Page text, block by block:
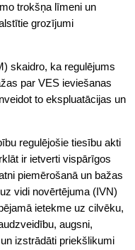
trokšņa līmeni un
grozījumi
skaidro, ka regulējums
par VES ieviešanas
to ekspluatācijas un
regulējošie tiesību akti
ir ietverti vispārīgos
piemērošanā un bažas
vidi novērtējuma (IVN)
ietekme uz cilvēku,
augsni,
izstrādāti priekšlikumi